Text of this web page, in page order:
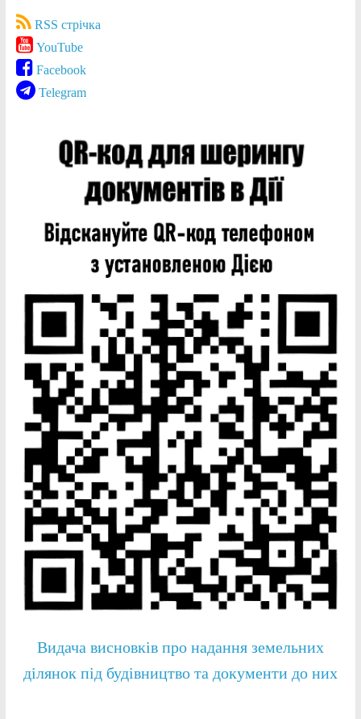
RSS стрічка
YouTube
Facebook
Telegram
Видача висновків про надання земельних
ділянок під будівництво та документи до них